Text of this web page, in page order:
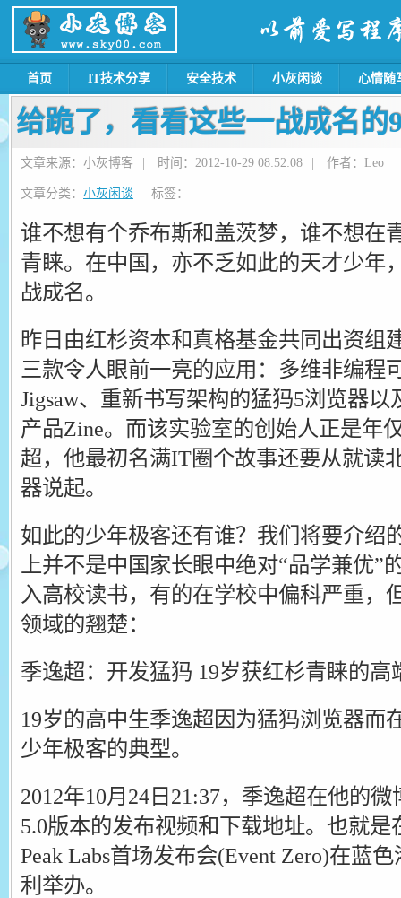
首页 IT技术分享 安全技术 小灰闲谈 心情随
给跪了，看看这些一战成名的
文章来源：小灰博客 时间：2012-10-29 08:52:08 作者：Leo
文章分类： 小灰闲谈 标签：
谁不想有个乔布斯和盖茨梦，谁不想在
青睐。在中国，亦不乏如此的天才少年
战成名。
昨日由红杉资本和真格基金共同出资组
三款令人眼前一亮的应用：多维非编程
Jigsaw、重新书写架构的猛犸5浏览器
产品Zine。而该实验室的创始人正是年
超，他最初名满IT圈个故事还要从就读
器说起。
如此的少年极客还有谁？我们将要介绍
上并不是中国家长眼中绝对“品学兼优”
入高校读书，有的在学校中偏科严重，
领域的翘楚：
季逸超：开发猛犸 19岁获红杉青睐的高
19岁的高中生季逸超因为猛犸浏览器而
少年极客的典型。
2012年10月24日21:37，季逸超在他的
5.0版本的发布视频和下载地址。也就
Peak Labs首场发布会(Event Zero)在蓝
利举办。